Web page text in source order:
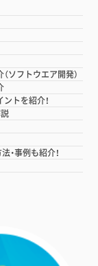
ソフトウエア開発）
トを紹介！
・事例も紹介！